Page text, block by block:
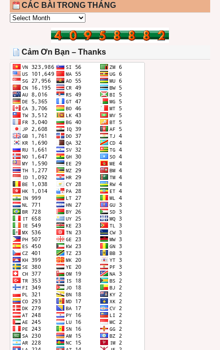
CÁC BÀI TRONG THÁNG
CÁC
THÁNG
Cảm Ơn Bạn – Thanks